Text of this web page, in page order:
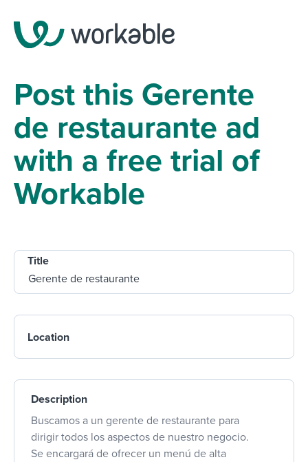
Post this Gerente
de restaurante ad
with a free trial of
Workable
Title
Location
Description
Buscamos a un gerente de restaurante para
dirigir todos los aspectos de nuestro negocio.
Se encargará de ofrecer un menú de alta